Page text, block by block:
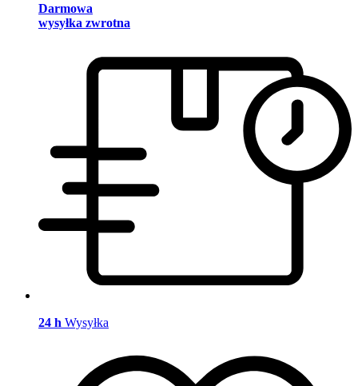
Darmowa
wysyłka zwrotna
24 h Wysyłka